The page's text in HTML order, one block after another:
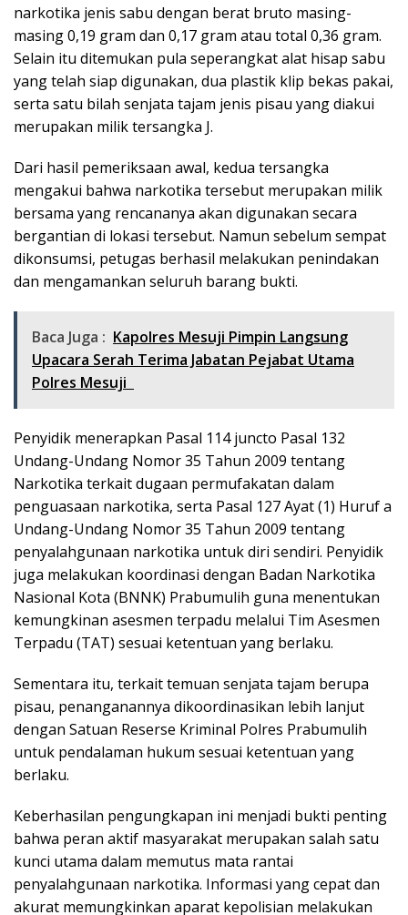
narkotika jenis sabu dengan berat bruto masing-
masing 0,19 gram dan 0,17 gram atau total 0,36 gram.
Selain itu ditemukan pula seperangkat alat hisap sabu
yang telah siap digunakan, dua plastik klip bekas pakai,
serta satu bilah senjata tajam jenis pisau yang diakui
merupakan milik tersangka J.
Dari hasil pemeriksaan awal, kedua tersangka
mengakui bahwa narkotika tersebut merupakan milik
bersama yang rencananya akan digunakan secara
bergantian di lokasi tersebut. Namun sebelum sempat
dikonsumsi, petugas berhasil melakukan penindakan
dan mengamankan seluruh barang bukti.
Baca Juga : Kapolres Mesuji Pimpin Langsung
Upacara Serah Terima Jabatan Pejabat Utama
Polres Mesuji
Penyidik menerapkan Pasal 114 juncto Pasal 132
Undang-Undang Nomor 35 Tahun 2009 tentang
Narkotika terkait dugaan permufakatan dalam
penguasaan narkotika, serta Pasal 127 Ayat (1) Huruf a
Undang-Undang Nomor 35 Tahun 2009 tentang
penyalahgunaan narkotika untuk diri sendiri. Penyidik
juga melakukan koordinasi dengan Badan Narkotika
Nasional Kota (BNNK) Prabumulih guna menentukan
kemungkinan asesmen terpadu melalui Tim Asesmen
Terpadu (TAT) sesuai ketentuan yang berlaku.
Sementara itu, terkait temuan senjata tajam berupa
pisau, penanganannya dikoordinasikan lebih lanjut
dengan Satuan Reserse Kriminal Polres Prabumulih
untuk pendalaman hukum sesuai ketentuan yang
berlaku.
Keberhasilan pengungkapan ini menjadi bukti penting
bahwa peran aktif masyarakat merupakan salah satu
kunci utama dalam memutus mata rantai
penyalahgunaan narkotika. Informasi yang cepat dan
akurat memungkinkan aparat kepolisian melakukan